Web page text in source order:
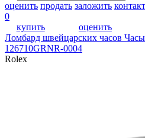
оценить продать заложить
0
купить
оценить
Ломбард швейцарских часов
126710GRNR-0004
Rolex